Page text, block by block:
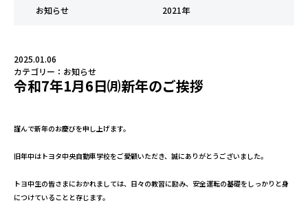
お知らせ
2021年
2025.01.06
カテゴリー： お知らせ
令和7年1月6日㈪新年のご挨拶
謹んで新年のお慶びを申し上げます。
旧年中はトヨタ中央自動車学校をご愛顧いただき、誠にありがとうございました。
トヨ中生の皆さまにおかれましては、 日々の教習に励み、安全運転の基礎をしっかりと身
につけていることと存じます。